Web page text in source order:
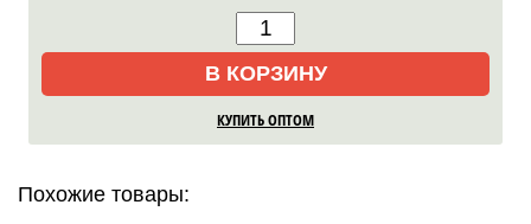
В КОРЗИНУ
КУПИТЬ ОПТОМ
Похожие товары: